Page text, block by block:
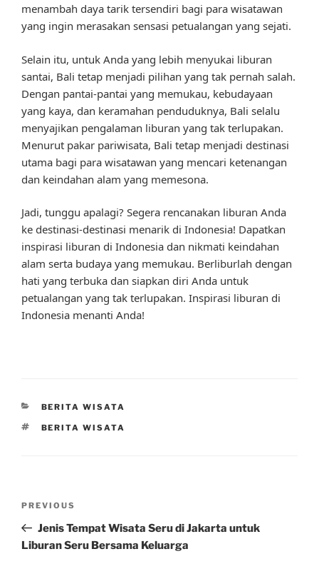
menambah daya tarik tersendiri bagi para wisatawan
yang ingin merasakan sensasi petualangan yang sejati.
Selain itu, untuk Anda yang lebih menyukai liburan
santai, Bali tetap menjadi pilihan yang tak pernah salah.
Dengan pantai-pantai yang memukau, kebudayaan
yang kaya, dan keramahan penduduknya, Bali selalu
menyajikan pengalaman liburan yang tak terlupakan.
Menurut pakar pariwisata, Bali tetap menjadi destinasi
utama bagi para wisatawan yang mencari ketenangan
dan keindahan alam yang memesona.
Jadi, tunggu apalagi? Segera rencanakan liburan Anda
ke destinasi-destinasi menarik di Indonesia! Dapatkan
inspirasi liburan di Indonesia dan nikmati keindahan
alam serta budaya yang memukau. Berliburlah dengan
hati yang terbuka dan siapkan diri Anda untuk
petualangan yang tak terlupakan. Inspirasi liburan di
Indonesia menanti Anda!
CATEGORIES
BERITA WISATA
TAGS
BERITA WISATA
Previous
Post
PREVIOUS
Jenis Tempat Wisata Seru di Jakarta untuk
Liburan Seru Bersama Keluarga